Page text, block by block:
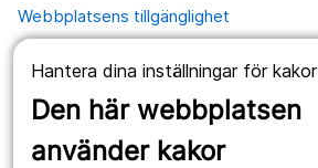
Hantera dina inställningar för kakor
Den här webbplatsen
använder kakor
Webbplatsens tillgänglighet
Våra webbplatser
1177.se